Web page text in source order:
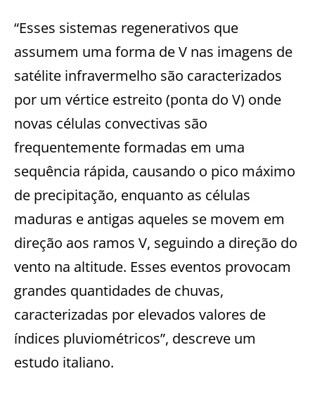
“Esses sistemas regenerativos que
assumem uma forma de V nas imagens de
satélite infravermelho são caracterizados
por um vértice estreito (ponta do V) onde
novas células convectivas são
frequentemente formadas em uma
sequência rápida, causando o pico máximo
de precipitação, enquanto as células
maduras e antigas aqueles se movem em
direção aos ramos V, seguindo a direção do
vento na altitude. Esses eventos provocam
grandes quantidades de chuvas,
caracterizadas por elevados valores de
índices pluviométricos”, descreve um
estudo italiano.